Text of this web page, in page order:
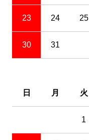
23 24 25
30 31
日 月 火
1